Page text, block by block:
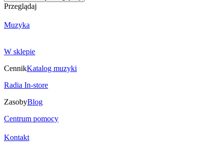
Przeglądaj
Muzyka
W sklepie
CennikKatalog muzyki
Radia In-store
ZasobyBlog
Centrum pomocy
Kontakt